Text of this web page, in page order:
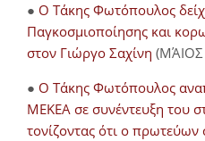
● Ο Τάκης Φωτόπουλος
Παγκοσμιοποίησης και
στον Γιώργο Σαχίνη (ΜΆΙΟΣ
● O Τάκης Φωτόπουλος
ΜΕΚΕΑ σε συνέντευξη του
τονίζοντας ότι ο